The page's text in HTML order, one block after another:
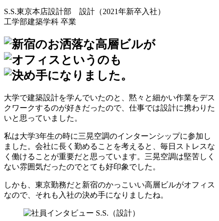
S.S.東京本店設計部 設計（2021年新卒入社）
工学部建築学科 卒業
大学で建築設計を学んでいたのと、黙々と細かい作業をデス
クワークするのが好きだったので、仕事では設計に携わりた
いと思っていました。
私は大学3年生の時に三晃空調のインターンシップに参加し
ました。会社に長く勤めることを考えると、毎日ストレスな
く働けることが重要だと思っています。三晃空調は堅苦しく
ない雰囲気だったのでとても好印象でした。
しかも、東京勤務だと新宿のかっこいい高層ビルがオフィス
なので、それも入社の決め手になりましたね。